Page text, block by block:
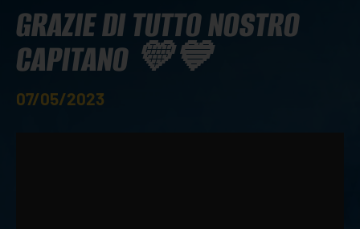
GRAZIE DI TUTTO NOSTRO
CAPITANO 💛💙
07/05/2023